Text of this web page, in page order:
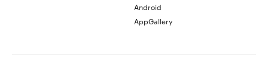
Android
AppGallery